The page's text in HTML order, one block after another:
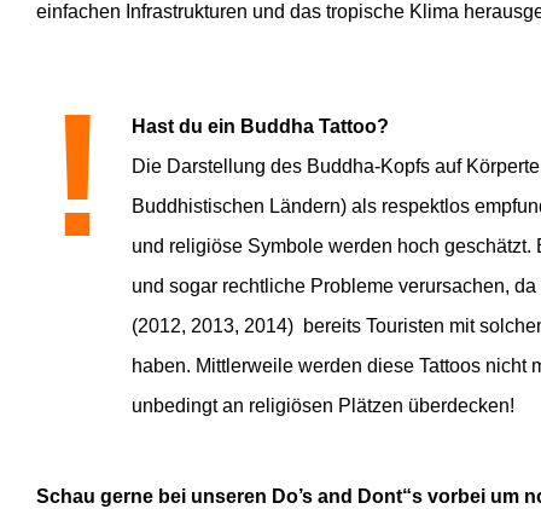
einfachen Infrastrukturen und das tropische Klima
!
Hast du ein Buddha Tattoo?
Die Darstellung des Buddha-Kopfs auf
Buddhistischen Ländern) als respektlos
und religiöse Symbole werden hoch
und sogar rechtliche Probleme verursachen,
(2012, 2013, 2014) bereits Touristen mit
haben. Mittlerweile werden diese Tattoos nicht
unbedingt an religiösen Plätzen überdecken!
Schau gerne bei unseren Do’s and Dont“s vorbei um